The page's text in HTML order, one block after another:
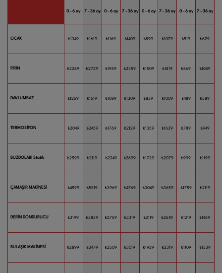
0 - 6 ay 7 - 36 ay 0 - 6 ay 7 - 36 ay 0 - 6 ay 7 - 36 ay 0 - 6 ay 7 - 36 ay
OCAK ₺1349 ₺1619 ₺1169 ₺1409 ₺899 ₺1079 ₺519 ₺629
FIRIN ₺2269 ₺2729 ₺1959 ₺2359 ₺1509 ₺1819 ₺869 ₺1049
DAVLUMBAZ ₺1259 ₺1519 ₺1089 ₺1309 ₺839 ₺1009 ₺489 ₺589
TERMOSİFON ₺2049 ₺2459 ₺1769 ₺2129 ₺1359 ₺1639 ₺789 ₺949
BUZDOLABI Statik ₺2599 ₺3119 ₺2249 ₺2699 ₺1729 ₺2079 ₺999 ₺1199
ÇAMAŞIR MAKİNESİ ₺4599 ₺5519 ₺3969 ₺4769 ₺3049 ₺3659 ₺1759 ₺2119
DERİN DONDURUCU ₺3199 ₺3839 ₺2759 ₺3319 ₺2119 ₺2549 ₺1219 ₺1469
BULAŞIK MAKİNESİ ₺2899 ₺3479 ₺2509 ₺3019 ₺1929 ₺2319 ₺1109 ₺1339